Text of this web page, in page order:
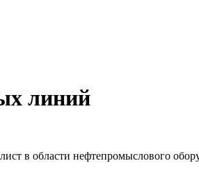
линий
в области нефтепромыслового